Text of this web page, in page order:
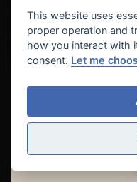
O nás
O firmě
Novinky
Youtube kanály
This website uses
proper operation and
how you interact with
consent. Let me